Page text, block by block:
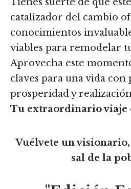
catalizador del cambio
conocimientos
viables para remodelar
Aprovecha este
claves para una vida con
prosperidad y
Tu extraordinario viaje
Vuélvete un
sal de la